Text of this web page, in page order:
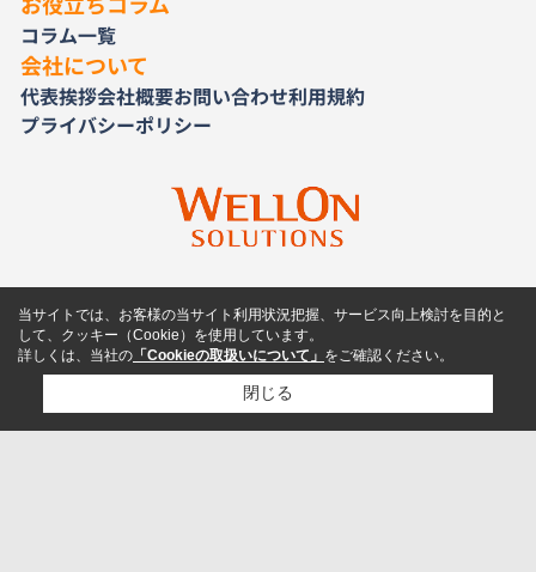
コラム一覧
会社について
代表挨拶会社概要お問い合わせ利用規約
プライバシーポリシー
当サイトでは、お客様の当サイト利用状況把握、サービス向上検討を目的と
して、クッキー（Cookie）を使用しています。
詳しくは、当社の 「Cookieの取扱いについて」 をご確認ください。
閉じる